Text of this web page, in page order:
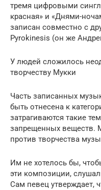
тремя цифровыми
красная» и «Днями-
записан совместно с
Pyrokinesis (он же
У людей сложилось
творчеству Мукки
Часть записанных
быть отнесена к
затрагиваются такие
запрещенных веществ.
против творчества
Им не хотелось бы,
эти композиции,
Сам певец утверждает,